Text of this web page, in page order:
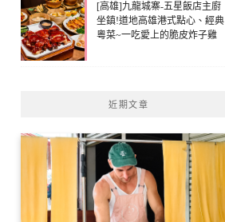
[高雄]九龍城寨-五星飯店主廚
坐鎮!道地高雄港式點心、經典
粵菜~一吃愛上的脆皮炸子雞
近期文章